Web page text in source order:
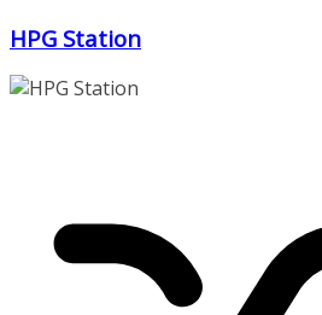
Zum
springen
HPG Station